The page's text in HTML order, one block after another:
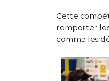
Cette
remporter
comme les